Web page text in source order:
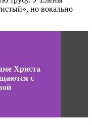
но вокально
Христа
с